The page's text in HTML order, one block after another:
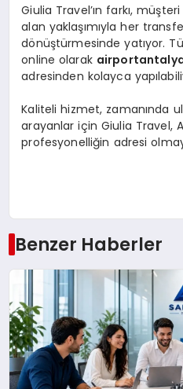
Giulia Travel’ın farkı,
alan yaklaşımıyla her
dönüştürmesinde yatıyor.
online olarak
adresinden kolayca
Kaliteli hizmet, zamanında
arayanlar için Giulia Travel,
profesyonelliğin adresi
Benzer Haberler